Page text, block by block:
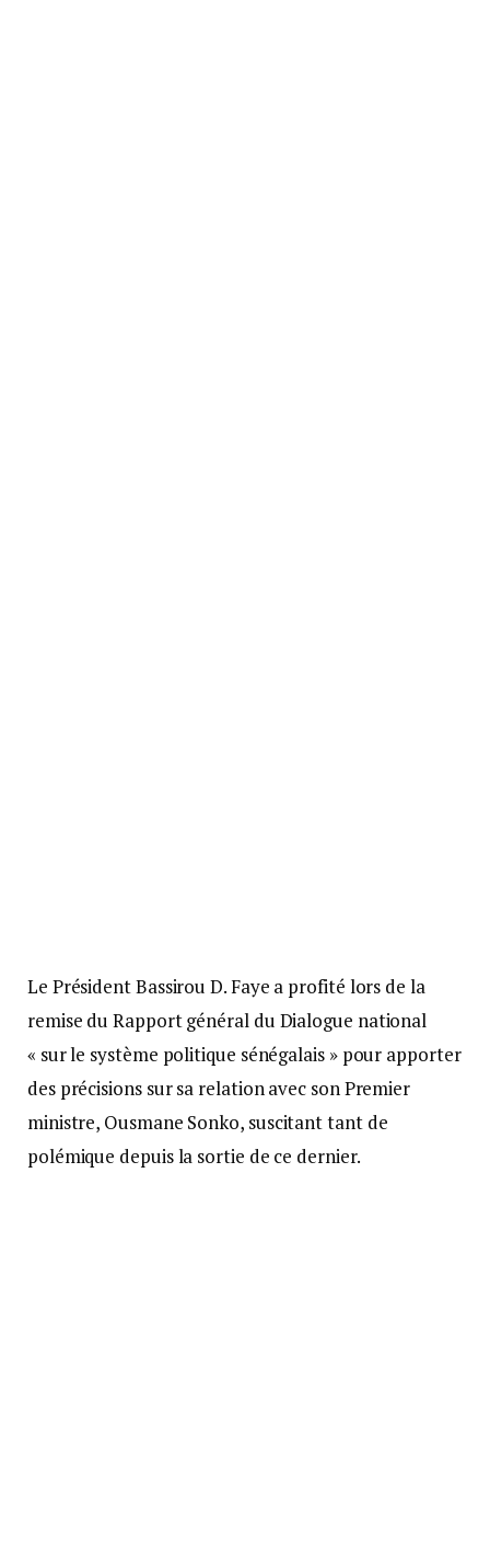
Le Président Bassirou D. Faye a profité lors de la
remise du Rapport général du Dialogue national
« sur le système politique sénégalais » pour apporter
des précisions sur sa relation avec son Premier
ministre, Ousmane Sonko, suscitant tant de
polémique depuis la sortie de ce dernier.